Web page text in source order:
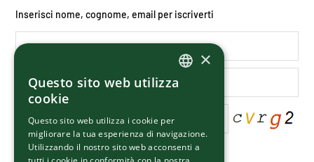
Inserisci nome, cognome, email per iscriverti
Letta laprivacy policy del sito
×
Questo sito web utilizza
cookie
Questo sito web utilizza i cookie per
migliorare la tua esperienza di navigazione.
Utilizzando il nostro sito web acconsenti a